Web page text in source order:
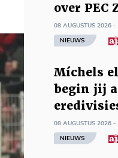
over PEC
08 AUGUSTUS 2026 -
NIEUWS
Míchels
begin jij
08 AUGUSTUS 2026 -
NIEUWS